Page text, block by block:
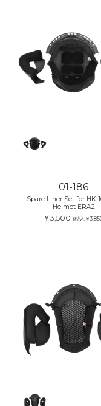
01-186
Spare Liner Set for HK-
Helmet ERA2
￥3,500 (税込:￥